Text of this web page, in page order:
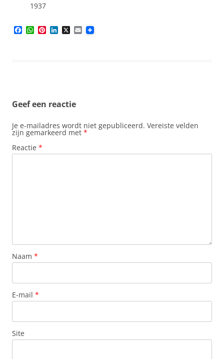
1937
W P X E
m
Geef een reactie
Je e-mailadres wordt niet gepubliceerd. Vereiste velden
zijn gemarkeerd met *
Reactie *
Naam *
E-mail *
Site